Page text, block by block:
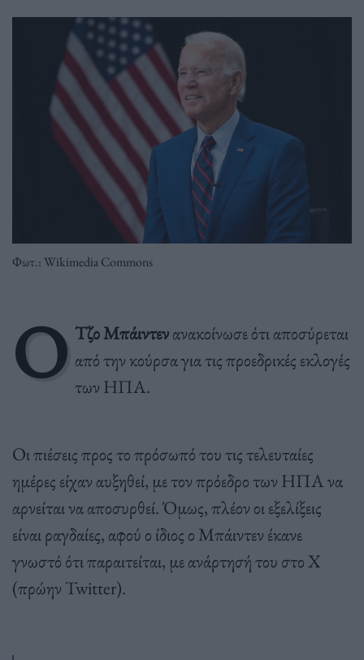
Φωτ.: Wikimedia Commons
Ο Τζο Μπάιντενανακοίνωσε ότι αποσύρεται
από την κούρσα για τις προεδρικές εκλογές
των ΗΠΑ.
Οι πιέσεις προς το πρόσωπό του τις τελευταίες
ημέρες είχαν αυξηθεί, με τον πρόεδρο των ΗΠΑ να
αρνείται να αποσυρθεί. Όμως, πλέον οι εξελίξεις
είναι ραγδαίες, αφού ο ίδιος ο Μπάιντεν έκανε
γνωστό ότι παραιτείται, με ανάρτησή του στο Χ
(πρώην Twitter).